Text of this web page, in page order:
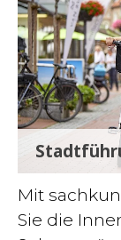
Mit
Sie die